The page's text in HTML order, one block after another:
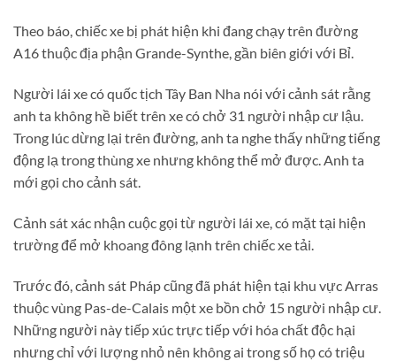
Theo báo, chiếc xe bị phát hiện khi đang chạy trên đường
A16 thuộc địa phận Grande-Synthe, gần biên giới với Bỉ.
Người lái xe có quốc tịch Tây Ban Nha nói với cảnh sát rằng
anh ta không hề biết trên xe có chở 31 người nhập cư lậu.
Trong lúc dừng lại trên đường, anh ta nghe thấy những tiếng
động lạ trong thùng xe nhưng không thể mở được. Anh ta
mới gọi cho cảnh sát.
Cảnh sát xác nhận cuộc gọi từ người lái xe, có mặt tại hiện
trường để mở khoang đông lạnh trên chiếc xe tải.
Trước đó, cảnh sát Pháp cũng đã phát hiện tại khu vực Arras
thuộc vùng Pas-de-Calais một xe bồn chở 15 người nhập cư.
Những người này tiếp xúc trực tiếp với hóa chất độc hại
nhưng chỉ với lượng nhỏ nên không ai trong số họ có triệu